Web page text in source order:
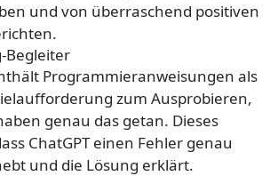
und von überraschend positiven
Begleiter
Programmieranweisungen als
zum Ausprobieren,
genau das getan. Dieses
ChatGPT einen Fehler genau
und die Lösung erklärt.